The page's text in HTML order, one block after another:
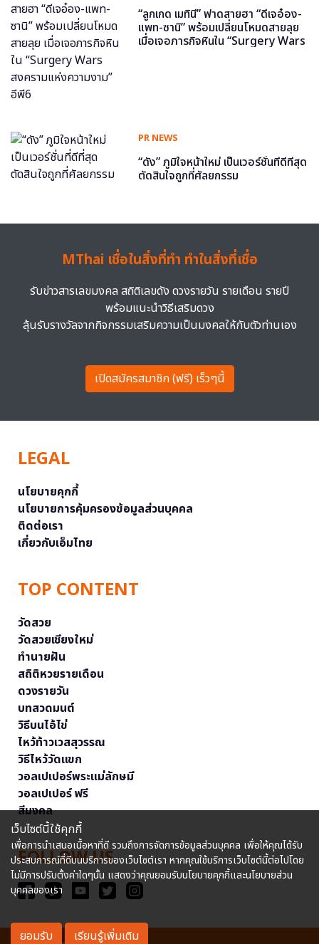
“ลูกเกด เมทินี” ฟาดสายฮา “ดีเจอ๋อง-
แพท-ซานิ” พร้อมเปลี่ยนโหมดสายลุย
เมื่อเจอภารกิจหินใน “Surgery Wars
PR NEWS
“ดัง” ภูมิใจหน้าใหม่ เป็นเวอร์ชั่นที่ดีที่สุด
ตัดสินใจถูกที่ศัลยกรรม
MThai เชื่อในสิ่งที่ทำ ทำในสิ่งที่เชื่อ
รับข่าวสารเลขมงคล สถิติเลขดัง ดวงรายวัน รายเดือน รายปี
พร้อมแนะนำวิธีเสริมดวง
ลุ้นรับรางวัลจากกิจกรรมเสริมความเป็นมงคลให้กับตัวท่านเอง
เปิดสมัครสมาชิก (ฟรี) เร็วๆนี้
LEGAL
นโยบายคุกกี้
นโยบายการคุ้มครองข้อมูลส่วนบุคคล
ติดต่อเรา
เกี่ยวกับเอ็มไทย
TOP CONTENT
วัดสวย
วัดสวยเชียงใหม่
ทำนายฝัน
สถิติหวยรายเดือน
ดวงรายวัน
บทสวดมนต์
วิธีบนไอ้ไข่
ไหว้ท้าวเวสสุวรรณ
วิธีไหว้วัดแขก
วอลเปเปอร์พระแม่ลักษมี
วอลเปเปอร์ ฟรี
สีมงคล
FOLLOW US
เว็บไซต์นี้ใช้คุกกี้
เพื่อการนำเสนอเนื้อหาที่ดี รวมถึงการจัดการข้อมูลส่วนบุคคล เพื่อให้คุณได้รับ
ประสบการณ์ที่ดีบนบริการของเว็บไซต์เรา หากคุณใช้บริการเว็บไซต์นี้ต่อไปโดย
ไม่มีการปรับตั้งค่าใดๆนั้น แสดงว่าคุณยอมรับนโยบายคุกกี้และนโยบายส่วน
บุคคลของเรา
ยอมรับ เรียนรู้เพิ่มเติม